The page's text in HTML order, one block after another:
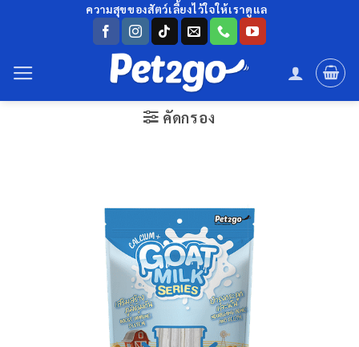
เนื้อหา
ความสุขของสัตว์เลี้ยงไว้ใจให้เราดูแล
คัดกรอง